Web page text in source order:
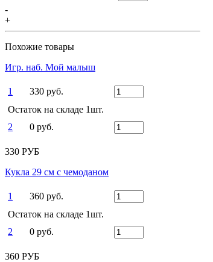
-
+
Похожие товары
Игр. наб. Мой малыш
1
330 руб.
Остаток на складе 1шт.
2
0 руб.
330 РУБ
Кукла 29 см с чемоданом
1
360 руб.
Остаток на складе 1шт.
2
0 руб.
360 РУБ